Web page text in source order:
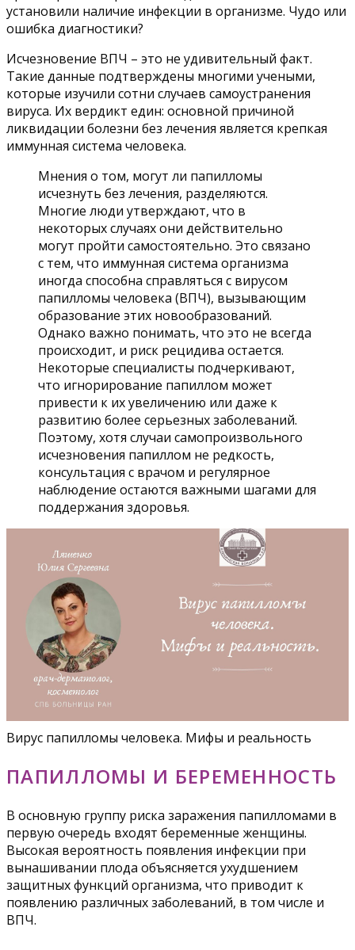
установили наличие инфекции в организме. Чудо или
ошибка диагностики?
Исчезновение ВПЧ – это не удивительный факт.
Такие данные подтверждены многими учеными,
которые изучили сотни случаев самоустранения
вируса. Их вердикт един: основной причиной
ликвидации болезни без лечения является крепкая
иммунная система человека.
Мнения о том, могут ли папилломы
исчезнуть без лечения, разделяются.
Многие люди утверждают, что в
некоторых случаях они действительно
могут пройти самостоятельно. Это связано
с тем, что иммунная система организма
иногда способна справляться с вирусом
папилломы человека (ВПЧ), вызывающим
образование этих новообразований.
Однако важно понимать, что это не всегда
происходит, и риск рецидива остается.
Некоторые специалисты подчеркивают,
что игнорирование папиллом может
привести к их увеличению или даже к
развитию более серьезных заболеваний.
Поэтому, хотя случаи самопроизвольного
исчезновения папиллом не редкость,
консультация с врачом и регулярное
наблюдение остаются важными шагами для
поддержания здоровья.
Вирус папилломы человека. Мифы и реальность
ПАПИЛЛОМЫ И БЕРЕМЕННОСТЬ
В основную группу риска заражения папилломами в
первую очередь входят беременные женщины.
Высокая вероятность появления инфекции при
вынашивании плода объясняется ухудшением
защитных функций организма, что приводит к
появлению различных заболеваний, в том числе и
ВПЧ.